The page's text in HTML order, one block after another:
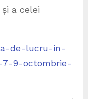
a celei
de-lucru-in-
7-9-octombrie-